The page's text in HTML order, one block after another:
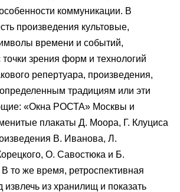
коммуникации. В
произведения культовые,
времени и событий,
точки зрения форм и технологий
репертуара, произведения,
традициям или эти
«Окна РОСТА» Москвы и
плакаты Д. Моора, Г. Клуциса
В. Иванова, Л.
О. Савостюка и Б.
В то же время, ретроспективная
извлечь из хранилищ и показать